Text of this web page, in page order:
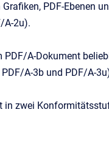
PDF-Ebenen
A-2u).
A-Dokument
A-3b und PDF/A-
zwei